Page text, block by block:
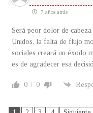
7 años atrás
Será peor dolor de
Unidos, la falta de flujo
sociales creará un éxodo
es de agradecer esa
0 0